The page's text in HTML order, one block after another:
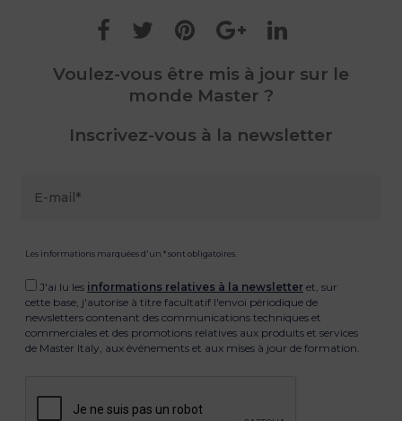
Voulez-vous être mis à jour sur le
monde Master ?
Inscrivez-vous à la newsletter
Les informations marquées d'un * sont obligatoires.
J'ai lu les informations relatives à la newsletter et, sur
cette base, j'autorise à titre facultatif l'envoi périodique de
newsletters contenant des communications techniques et
commerciales et des promotions relatives aux produits et services
de Master Italy, aux événements et aux mises à jour de formation.